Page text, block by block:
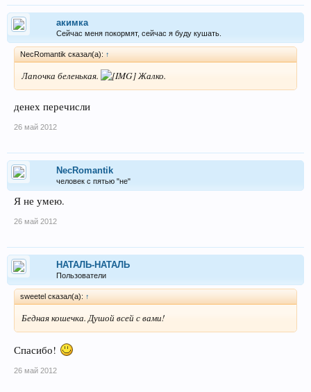
акимка
Сейчас меня покормят, сейчас я буду кушать.
NecRomantik сказал(а): ↑
Лапочка беленькая. Жалко.
денех перечисли
26 май 2012
NecRomantik
человек с пятью "не"
Я не умею.
26 май 2012
НАТАЛЬ-НАТАЛЬ
Пользователи
sweetel сказал(а): ↑
Бедная кошечка. Душой всей с вами!
Спасибо!
26 май 2012